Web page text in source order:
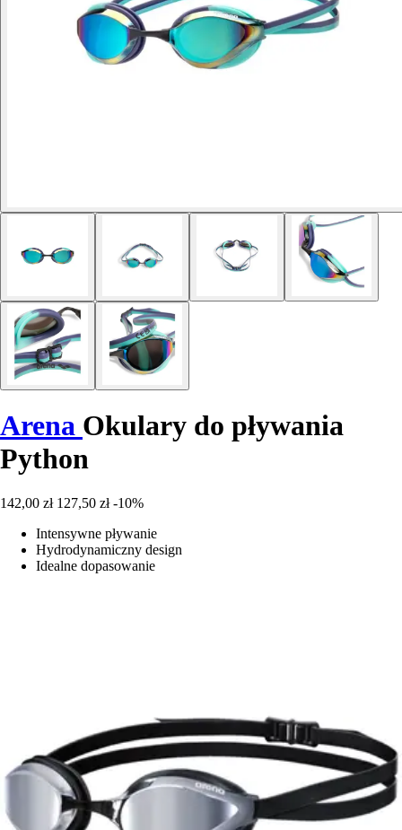
Arena Okulary do pływania
Python
142,00 zł 127,50 zł -10%
Intensywne pływanie
Hydrodynamiczny design
Idealne dopasowanie